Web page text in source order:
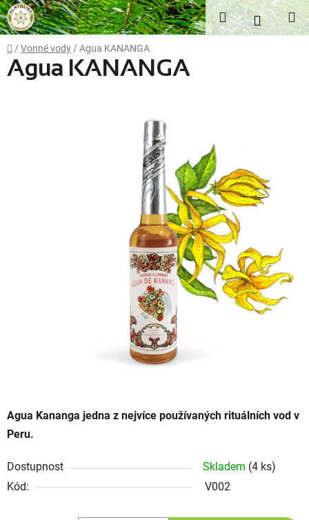
Přejít
na
obsah
Hledat
Domů
/ Vonné vody / Agua KANANGA
Agua Kananga jedna z nejvíce používaných rituálních vod v
Peru.
Dostupnost Skladem (4 ks)
Kód:
V002
Agua KANANGA